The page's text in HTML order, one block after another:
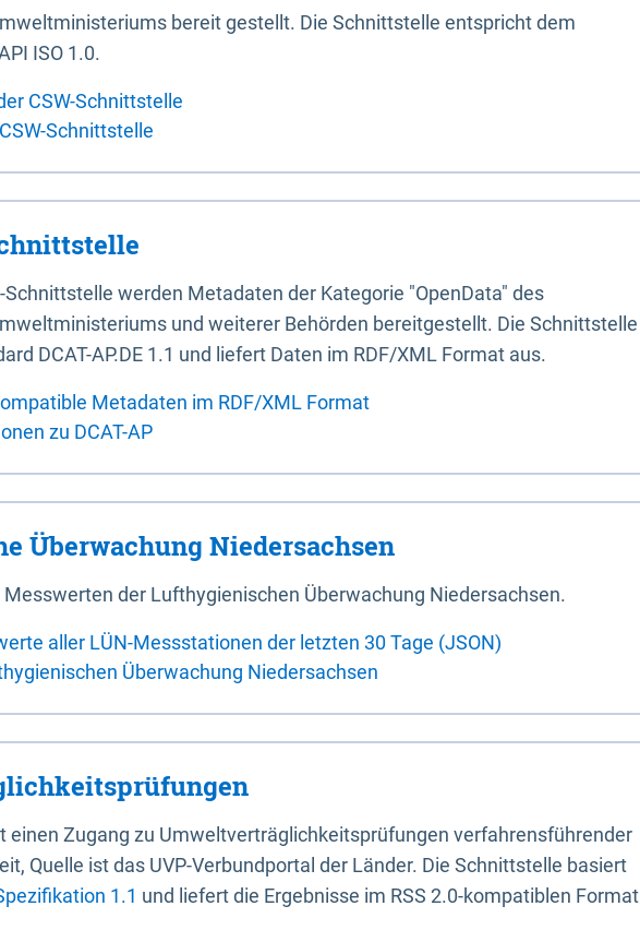
bereit gestellt. Die Schnittstelle entspricht dem
ISO 1.0.
CSW-Schnittstelle
Schnittstelle
Schnittstelle werden Metadaten der Kategorie "OpenData" des
und weiterer Behörden bereitgestellt. Die Schnittstelle
DCAT-AP.DE 1.1 und liefert Daten im RDF/XML Format aus.
Metadaten im RDF/XML Format
zu DCAT-AP
Überwachung Niedersachsen
der Lufthygienischen Überwachung Niedersachsen.
aller LÜN-Messstationen der letzten 30 Tage (JSON)
Überwachung Niedersachsen
einen Zugang zu Umweltverträglichkeitsprüfungen verfahrensführender
Quelle ist das UVP-Verbundportal der Länder. Die Schnittstelle basiert
1.1 und liefert die Ergebnisse im RSS 2.0-kompatiblen Format